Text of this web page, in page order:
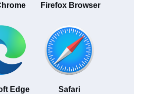
Firefox Browser
Edge Safari